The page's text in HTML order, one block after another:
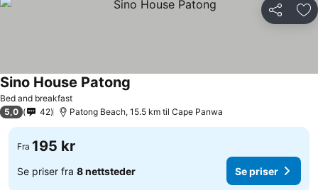
Del
Bed and breakfast
Sino House Patong
5,0 42 Patong Beach, 15.5 km til Cape Panwa
Fra 195 kr
Se priser fra 8 nettsteder Se priser